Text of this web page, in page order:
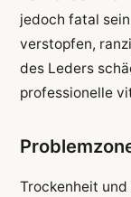
jedoch fatal
verstopfen,
des Leders
professionelle
Trockenheit